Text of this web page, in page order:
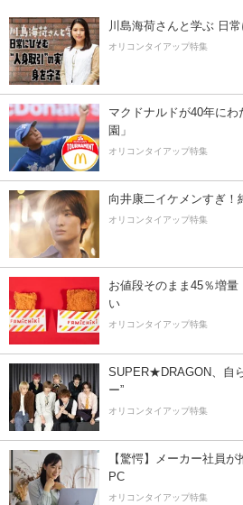
川島海荷さんと学ぶ 日
オリコンタイアップ特集
マクドナルドが40年に
園」
オリコンタイアップ特集
向井康二イケメンすぎ！
オリコンタイアップ特集
お値段そのまま45％増
い
オリコンタイアップ特集
SUPER★DRAGON、自
ー”
オリコンタイアップ特集
【驚愕】メーカー社員
PC
オリコンタイアップ特集